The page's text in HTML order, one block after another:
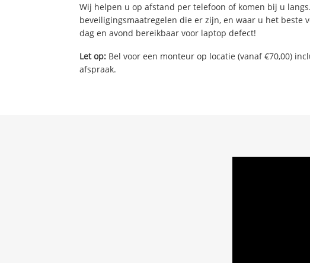
Wij helpen u op afstand per telefoon of komen bij u
beveiligingsmaatregelen die er zijn, en waar u het beste
dag en avond bereikbaar voor laptop defect!
Let op: Bel voor een monteur op locatie (vanaf €70,00)
afspraak.